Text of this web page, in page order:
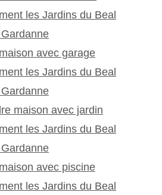
les Jardins du Beal
avec garage
les Jardins du Beal
maison avec jardin
les Jardins du Beal
avec piscine
les Jardins du Beal